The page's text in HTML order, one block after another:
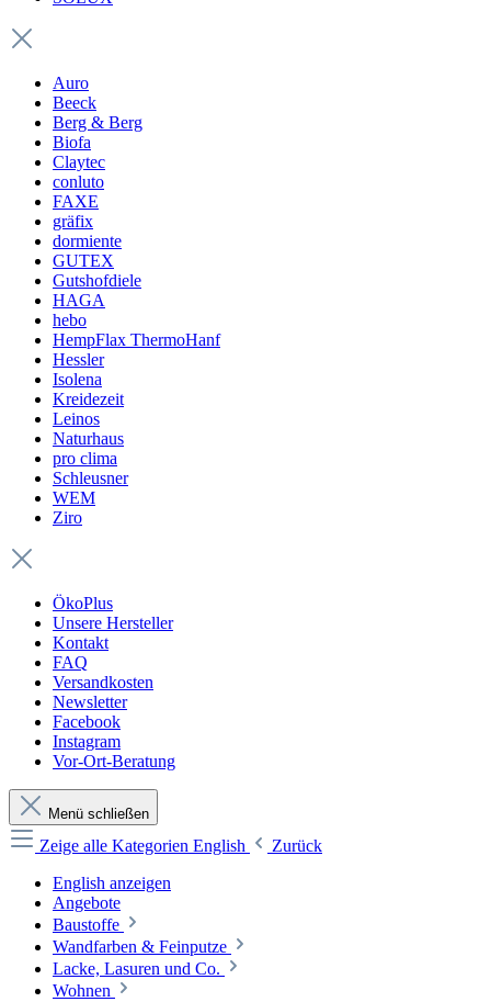
Auro
Beeck
Berg & Berg
Biofa
Claytec
conluto
FAXE
gräfix
dormiente
GUTEX
Gutshofdiele
HAGA
hebo
HempFlax ThermoHanf
Hessler
Isolena
Kreidezeit
Leinos
Naturhaus
pro clima
Schleusner
WEM
Ziro
ÖkoPlus
Unsere Hersteller
Kontakt
FAQ
Versandkosten
Newsletter
Facebook
Instagram
Vor-Ort-Beratung
Menü schließen
Zeige alle Kategorien English
Zurück
English anzeigen
Angebote
Baustoffe
Wandfarben & Feinputze
Lacke, Lasuren und Co.
Wohnen